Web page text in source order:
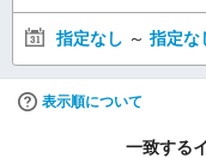
指定なし ～ 指定な
表示順について
一致する